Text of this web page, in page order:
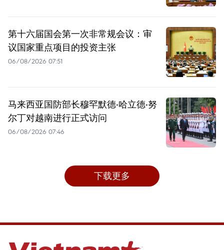
第十六届国会第一次非常规会议：审
议国家重点项目的投资主张
06/08/2026 07:51
马来西亚国防部长穆罕默德·哈立德·努
尔丁对越南进行正式访问
06/08/2026 07:46
下载更多